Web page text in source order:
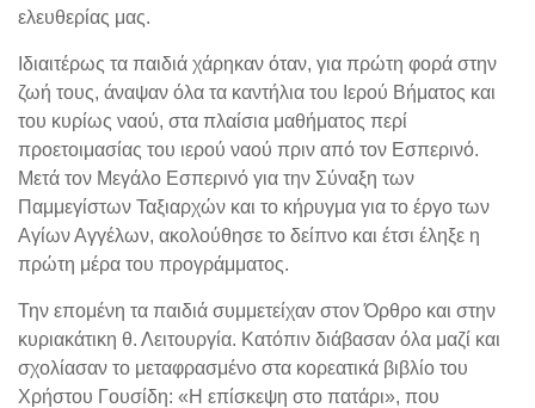
ελευθερίας μας.
Ιδιαιτέρως τα παιδιά χάρηκαν όταν, για πρώτη φορά στην
ζωή τους, άναψαν όλα τα καντήλια του Ιερού Βήματος και
του κυρίως ναού, στα πλαίσια μαθήματος περί
προετοιμασίας του ιερού ναού πριν από τον Εσπερινό.
Μετά τον Μεγάλο Εσπερινό για την Σύναξη των
Παμμεγίστων Ταξιαρχών και το κήρυγμα για το έργο των
Αγίων Αγγέλων, ακολούθησε το δείπνο και έτσι έληξε η
πρώτη μέρα του προγράμματος.
Την επομένη τα παιδιά συμμετείχαν στον Όρθρο και στην
κυριακάτικη θ. Λειτουργία. Κατόπιν διάβασαν όλα μαζί και
σχολίασαν το μεταφρασμένο στα κορεατικά βιβλίο του
Χρήστου Γουσίδη: «Η επίσκεψη στο πατάρι», που